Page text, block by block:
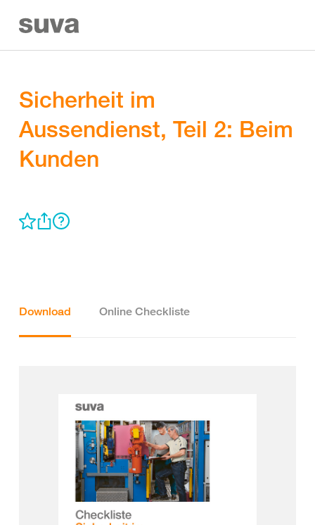
Sicherheit im
Aussendienst, Teil 2: Beim
Kunden
Download Online Checkliste